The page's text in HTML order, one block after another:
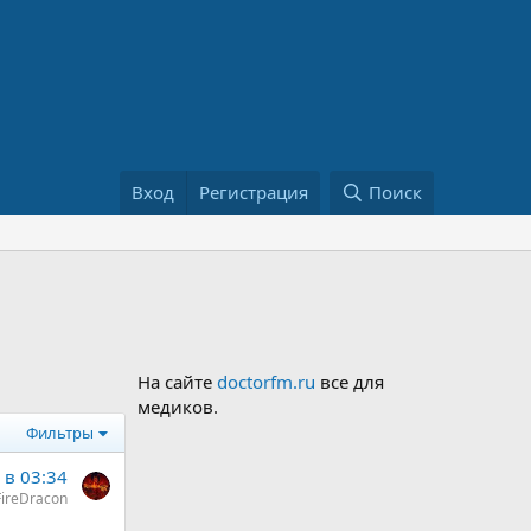
Вход Регистрация Поиск
Фильтры
03:34
На сайте doctorfm.ru все для
медиков.